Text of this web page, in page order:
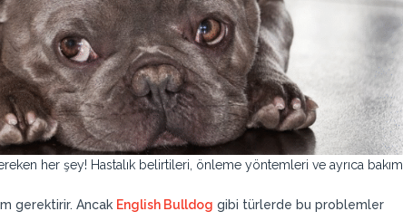
her şey! Hastalık belirtileri, önleme yöntemleri ve ayrıca bakım
gerektirir. Ancak English Bulldog gibi türlerde bu problemler